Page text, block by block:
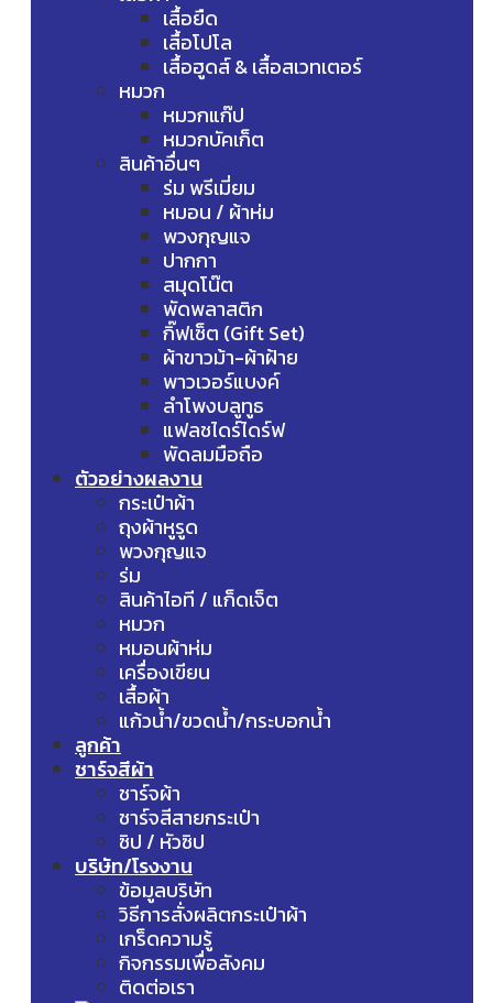
เสื้อยืด
เสื้อโปโล
เสื้อฮูดส์ & เสื้อสเวทเตอร์
หมวก
หมวกแก๊ป
หมวกบัคเก็ต
สินค้าอื่นๆ
ร่ม พรีเมี่ยม
หมอน / ผ้าห่ม
พวงกุญแจ
ปากกา
สมุดโน๊ต
พัดพลาสติก
กิ๊ฟเซ็ต (Gift Set)
ผ้าขาวม้า-ผ้าฝ้าย
พาวเวอร์แบงค์
ลำโพงบลูทูธ
แฟลชไดร์ไดร์ฟ
พัดลมมือถือ
ตัวอย่างผลงาน
กระเป๋าผ้า
ถุงผ้าหูรูด
พวงกุญแจ
ร่ม
สินค้าไอที / แก็ดเจ็ต
หมวก
หมอนผ้าห่ม
เครื่องเขียน
เสื้อผ้า
แก้วน้ำ/ขวดน้ำ/กระบอกน้ำ
ลูกค้า
ชาร์จสีผ้า
ชาร์จผ้า
ชาร์จสีสายกระเป๋า
ซิป / หัวซิป
บริษัท/โรงงาน
ข้อมูลบริษัท
วิธีการสั่งผลิตกระเป๋าผ้า
เกร็ดความรู้
กิจกรรมเพื่อสังคม
ติดต่อเรา